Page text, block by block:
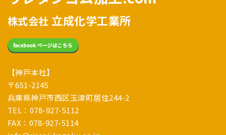
株式会社 立成化学工業所
【神戸本社】
〒651-2145
兵庫県神戸市西区玉津町居住244-2
TEL：078-927-5112
FAX：078-927-5114